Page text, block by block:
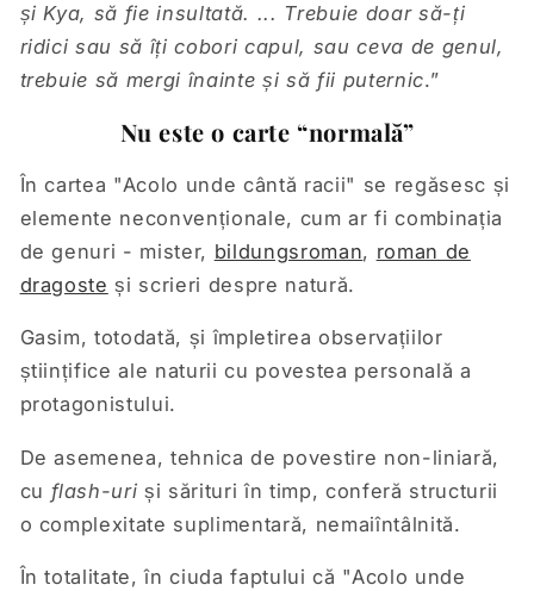
și Kya, să fie insultată. ... Trebuie doar să-ți
ridici sau să îți cobori capul, sau ceva de genul,
trebuie să mergi înainte și să fii puternic.”
Nu este o carte “normală”
În cartea "Acolo unde cântă racii" se regăsesc și
elemente neconvenționale, cum ar fi combinația
de genuri - mister, bildungsroman, roman de
dragoste și scrieri despre natură.
Gasim, totodată, și împletirea observațiilor
științifice ale naturii cu povestea personală a
protagonistului.
De asemenea, tehnica de povestire non-liniară,
cu flash-uri și sărituri în timp, conferă structurii
o complexitate suplimentară, nemaiîntâlnită.
În totalitate, în ciuda faptului că "Acolo unde